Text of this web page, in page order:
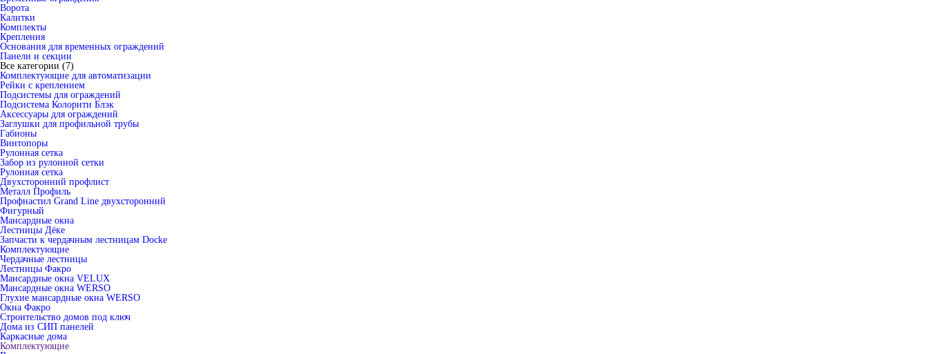
Ворота
Калитки
Комплекты
Крепления
Основания для временных ограждений
Панели и секции
Все категории (7)
Комплектующие для автоматизации
Рейки с креплением
Подсистемы для ограждений
Подсистема Колорити Блэк
Аксессуары для ограждений
Заглушки для профильной трубы
Габионы
Винтопоры
Рулонная сетка
Забор из рулонной сетки
Рулонная сетка
Двухсторонний профлист
Металл Профиль
Профнастил Grand Line двухсторонний
Фигурный
Мансардные окна
Лестницы Дёке
Запчасти к чердачным лестницам Docke
Комплектующие
Чердачные лестницы
Лестницы Факро
Мансардные окна VELUX
Мансардные окна WERSO
Глухие мансардные окна WERSO
Окна Факро
Строительство домов под ключ
Дома из СИП панелей
Каркасные дома
Комплектующие